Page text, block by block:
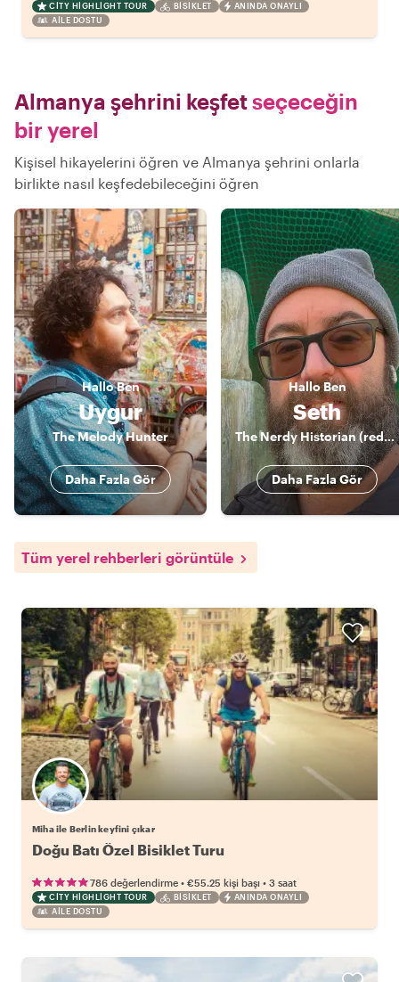
CITY HIGHLIGHT TOUR BISIKLET
ANINDA ONAYLI
AILE DOSTU
Almanya şehrini keşfetseçeceğin
bir yerel
Kişisel hikayelerini öğren ve Almanya şehrini onlarla
birlikte nasıl keşfedebileceğini öğren
HalloBen
Uygur
The Melody Hunter
Daha Fazla Gör
Hallo Ben
Seth
The Nerdy Historian (redundant?)
Daha Fazla Gör
Tüm yerel rehberleri görüntüle
Miha ile Berlin keyfini çıkar
Doğu Batı Özel Bisiklet Turu
786 değerlendirme • €55.25 kişi başı • 3 saat
CITY HIGHLIGHT TOUR BISIKLET
ANINDA ONAYLI
AILE DOSTU